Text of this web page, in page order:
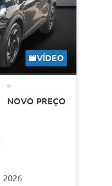
VÍDEO
NOVO PREÇO
2026